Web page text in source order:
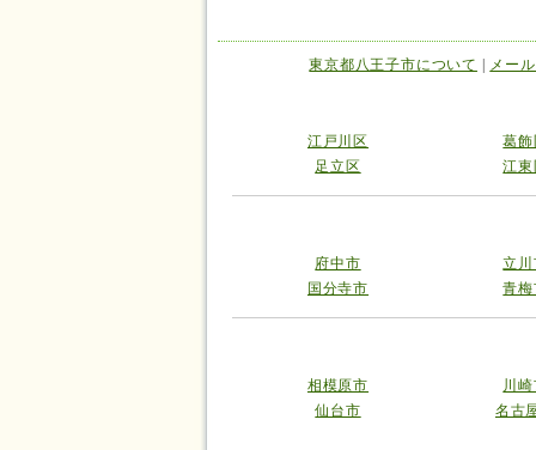
東京都八王子市について メー
江戸川区
葛
足立区
江
府中市
立
国分寺市
青
相模原市
川
仙台市
名古